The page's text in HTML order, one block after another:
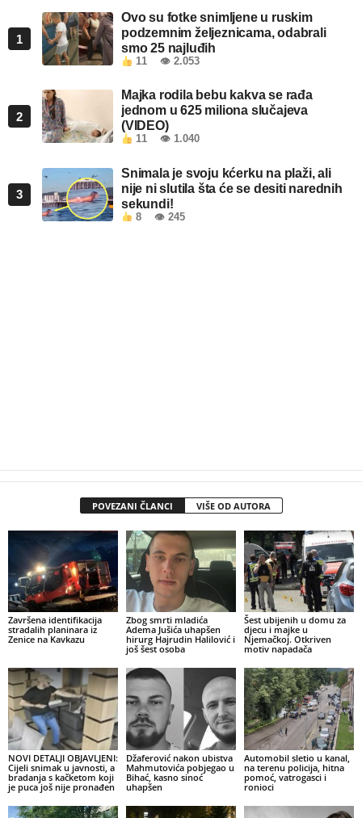
1
Ovo su fotke snimljene u ruskim
podzemnim željeznicama, odabrali
smo 25 najluđih
11 👁 2.053
2
Majka rodila bebu kakva se rađa
jednom u 625 miliona slučajeva
(VIDEO)
11 👁 1.040
3
Snimala je svoju kćerku na plaži, ali
nije ni slutila šta će se desiti narednih
sekundi!
8 👁 245
POVEZANI ČLANCI VIŠE OD AUTORA
Završena identifikacija
stradalih planinara iz
Zenice na Kavkazu
Zbog smrti mladića
Adema Jušića uhapšen
hirurg Hajrudin Halilović i
još šest osoba
Šest ubijenih u domu za
djecu i majke u
Njemačkoj. Otkriven
motiv napadača
NOVI DETALJI OBJAVLJENI:
Cijeli snimak u javnosti, a
bradanja s kačketom koji
je puca još nije pronađen
Džaferović nakon ubistva
Mahmutovića pobjegao u
Bihać, kasno sinoć
uhapšen
Automobil sletio u kanal,
na terenu policija, hitna
pomoć, vatrogasci i
ronioci